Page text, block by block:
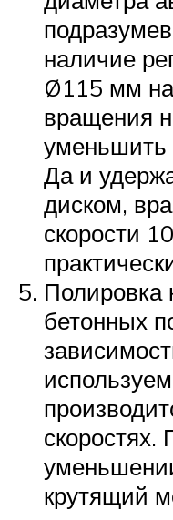
наличие
Ø115 мм
вращения
уменьшить
Да и
диском,
скорости
Полировка
бетонных
крутящий